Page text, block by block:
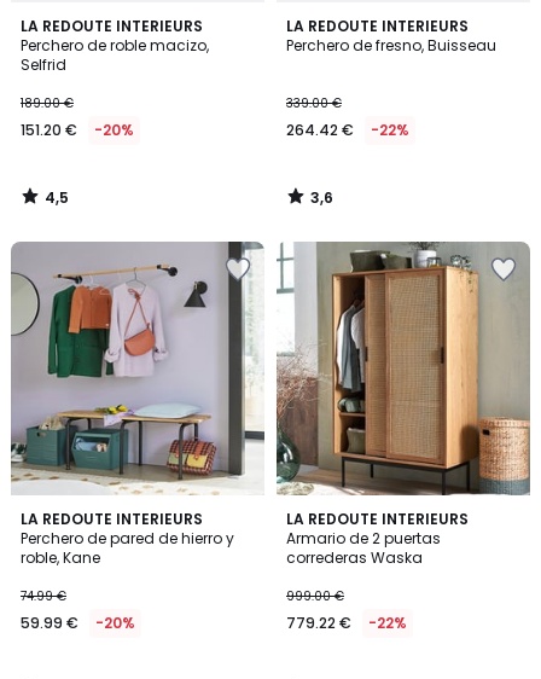
LA REDOUTE INTERIEURS
Perchero de roble macizo,
Selfrid
189.00 €
151.20 € -20%
4,5
/ 5
4,5
/
LA REDOUTE INTERIEURS
Perchero de fresno, Buisseau
339.00 €
264.42 € -22%
3,6
/ 5
3,6
/
LA REDOUTE INTERIEURS
Perchero de pared de hierro y
roble, Kane
74.99 €
59.99 € -20%
3,5
/ 5
LA REDOUTE INTERIEURS
Armario de 2 puertas
correderas Waska
999.00 €
779.22 € -22%
4
/
5